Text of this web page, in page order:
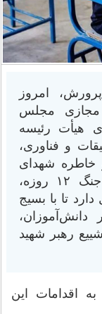
امروز
مجازی مجلس
هیأت رئیسه
و فناوری،
خاطره شهدای
اقتدار، فرماندهان شهید و شهدای جنگ ۱۲ روزه،
تا با بسیج
رهبر شهید
اقدامات این